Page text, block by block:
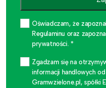
Oświadczam, że
Regulaminu oraz
prywatności. *
Zgadzam się na
informacji handlowych
Gramwzielone.pl, spółki